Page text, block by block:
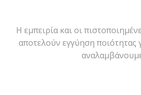
Η εμπειρία και οι
αποτελούν εγγύηση ποιότητας